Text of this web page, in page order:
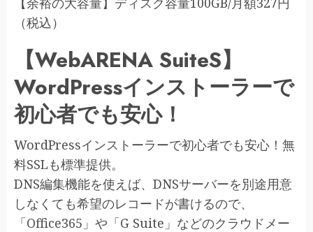
（税込）
【WebARENA SuiteS】
WordPressインストーラーで
初心者でも安心！
WordPressインストーラーで初心者でも安心！無
料SSLも標準提供。
DNS編集機能を使えば、DNSサーバーを別途用意
しなくても希望のレコードが書けるので、
「Office365」や「G Suite」などのクラウドメー